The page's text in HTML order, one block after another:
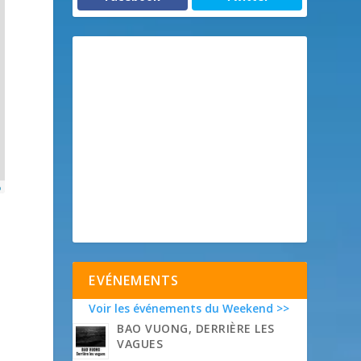
EVÉNEMENTS
Voir les événements du Weekend >>
BAO VUONG, DERRIÈRE LES
VAGUES